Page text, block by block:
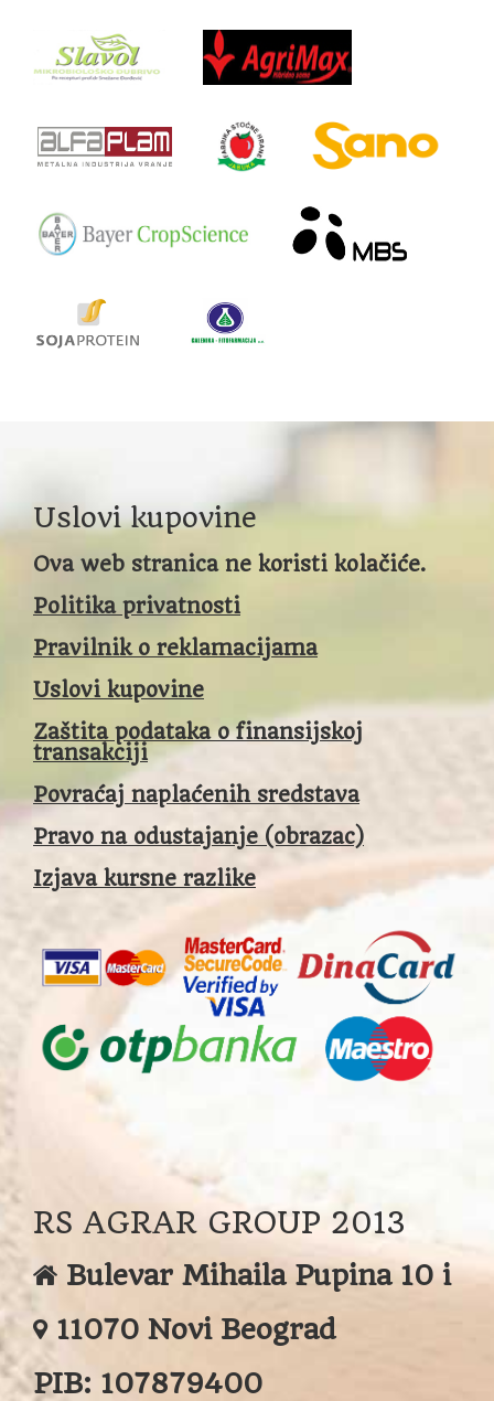
Uslovi kupovine
Ova web stranica ne koristi kolačiće.
Politika privatnosti
Pravilnik o reklamacijama
Uslovi kupovine
Zaštita podataka o finansijskoj
transakciji
Povraćaj naplaćenih sredstava
Pravo na odustajanje (obrazac)
Izjava kursne razlike
RS AGRAR GROUP 2013
Bulevar Mihaila Pupina 10 i
11070 Novi Beograd
PIB: 107879400